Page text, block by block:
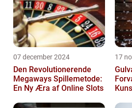
07 december 2024
Den Revolutionerende
Megaways Spillemetode:
En Ny Æra af Online Slots
17